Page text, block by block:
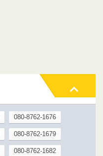
080-8762-1676
080-8762-1679
080-8762-1682